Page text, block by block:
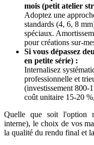
mois (petit atelier
Adoptez une
standards (4, 6, 8
spéciaux.
pour créations sur-
Si vous dépassez
en petite série) :
Internalisez
professionnelle et
(investissement 800-
coût unitaire 15-20
Quelle que soit l'option
interne), le choix de vos
la qualité du rendu final et